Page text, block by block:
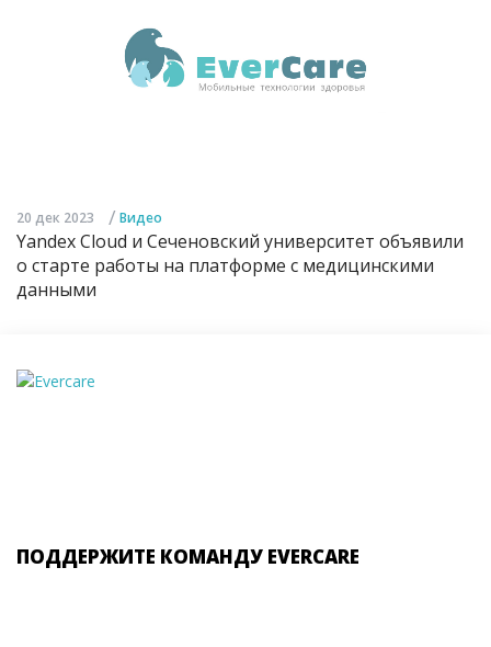
20 дек 2023 / Видео
Yandex Cloud и Сеченовский университет объявили
о старте работы на платформе с медицинскими
данными
ПОДДЕРЖИТЕ КОМАНДУ EVERCARE